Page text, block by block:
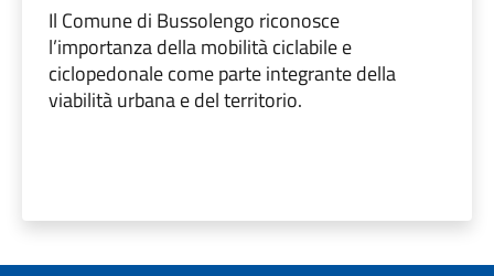
Il Comune di Bussolengo riconosce
l’importanza della mobilità ciclabile e
ciclopedonale come parte integrante della
viabilità urbana e del territorio.